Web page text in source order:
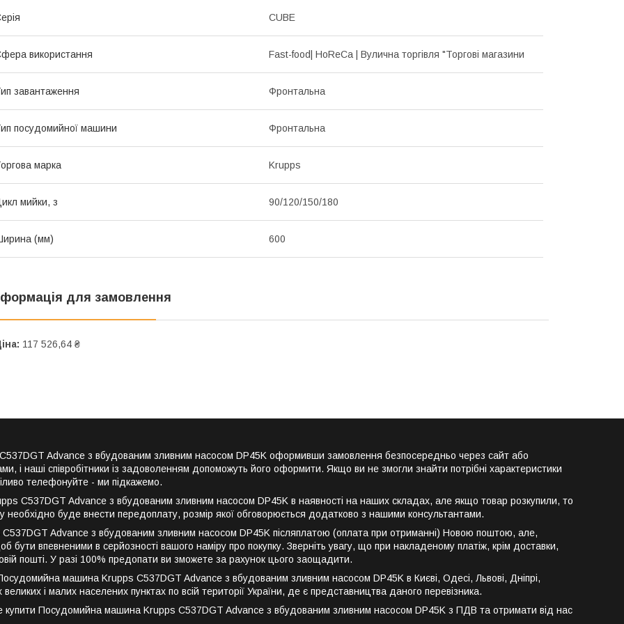
CUBE
використання Fast-food| HoReCa | Вулична торгівля "Торгові магазини
завантаження Фронтальна
посудомийної машини Фронтальна
марка Krupps
мийки, з 90/120/150/180
(мм) 600
для замовлення
117 526,64 ₴
Advance з вбудованим зливним насосом DP45K оформивши замовлення безпосередньо через сайт або
наші співробітники із задоволенням допоможуть його оформити. Якщо ви не змогли знайти потрібні характеристики
телефонуйте - ми підкажемо.
C537DGT Advance з вбудованим зливним насосом DP45K в наявності на наших складах, але якщо товар розкупили, то
буде внести передоплату, розмір якої обговорюється додатково з нашими консультантами.
Advance з вбудованим зливним насосом DP45K післяплатою (оплата при отриманні) Новою поштою, але,
впевненими в серйозності вашого наміру про покупку. Зверніть увагу, що при накладеному платіж, крім доставки,
пошті. У разі 100% предопати ви зможете за рахунок цього заощадити.
машина Krupps C537DGT Advance з вбудованим зливним насосом DP45K в Києві, Одесі, Львові, Дніпрі,
і малих населених пунктах по всій території України, де є представництва даного перевізника.
Посудомийна машина Krupps C537DGT Advance з вбудованим зливним насосом DP45K з ПДВ та отримати від нас